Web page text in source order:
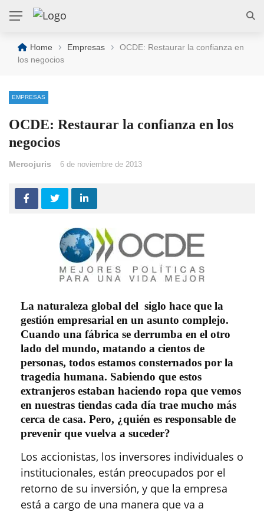
Home › Empresas ›
OCDE: Restaurar la confianza en
los negocios
EMPRESAS
OCDE: Restaurar la confianza en los
negocios
Mercojuris 6 de noviembre de 2013
La naturaleza global del siglo hace que la
gestión empresarial en un asunto complejo.
Cuando una fábrica se derrumba en el otro
lado del mundo, matando a cientos de
personas, todos estamos consternados por la
tragedia humana. Sabiendo que estos
extranjeros estaban haciendo ropa que vemos
en nuestras tiendas cada día trae mucho más
cerca de casa. Pero, ¿quién es responsable de
prevenir que vuelva a suceder?
Los accionistas, los inversores individuales o
institucionales, están preocupados por el
retorno de su inversión, y que la empresa
está a cargo de una manera que va a